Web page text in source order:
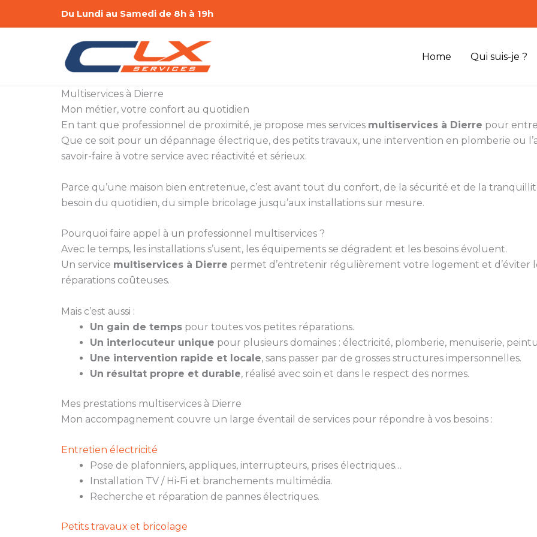
Du Lundi au Samedi de 8h à 19h
Home Qui suis-je ?
Multiservices à Dierre
Mon métier, votre confort au quotidien
En tant que professionnel de proximité, je propose mes services multiservices à Dierre pour
Que ce soit pour un dépannage électrique, des petits travaux, une intervention en plomberie ou
savoir-faire à votre service avec réactivité et sérieux.
Parce qu’une maison bien entretenue, c’est avant tout du confort, de la sécurité et de la
besoin du quotidien, du simple bricolage jusqu’aux installations sur mesure.
Pourquoi faire appel à un professionnel multiservices ?
Avec le temps, les installations s’usent, les équipements se dégradent et les besoins évoluent.
Un service multiservices à Dierre permet d’entretenir régulièrement votre logement et d’éviter
réparations coûteuses.
Mais c’est aussi :
Un gain de temps pour toutes vos petites réparations.
Un interlocuteur unique pour plusieurs domaines : électricité, plomberie, menuiserie,
Une intervention rapide et locale, sans passer par de grosses structures impersonnelles.
Un résultat propre et durable, réalisé avec soin et dans le respect des normes.
Mes prestations multiservices à Dierre
Mon accompagnement couvre un large éventail de services pour répondre à vos besoins :
Entretien électricité
Pose de plafonniers, appliques, interrupteurs, prises électriques…
Installation TV / Hi-Fi et branchements multimédia.
Recherche et réparation de pannes électriques.
Petits travaux et bricolage